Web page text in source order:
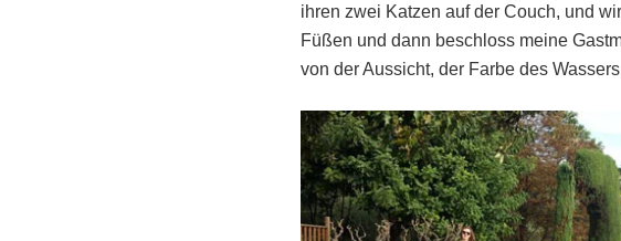
ihren zwei Katzen auf der Couch, und
Füßen und dann beschloss meine
von der Aussicht, der Farbe des